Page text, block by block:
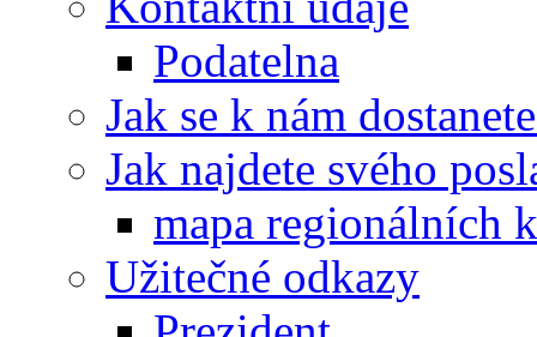
Podatelna
Jak se k nám
Jak najdete svého
mapa regionálních
Užitečné odkazy